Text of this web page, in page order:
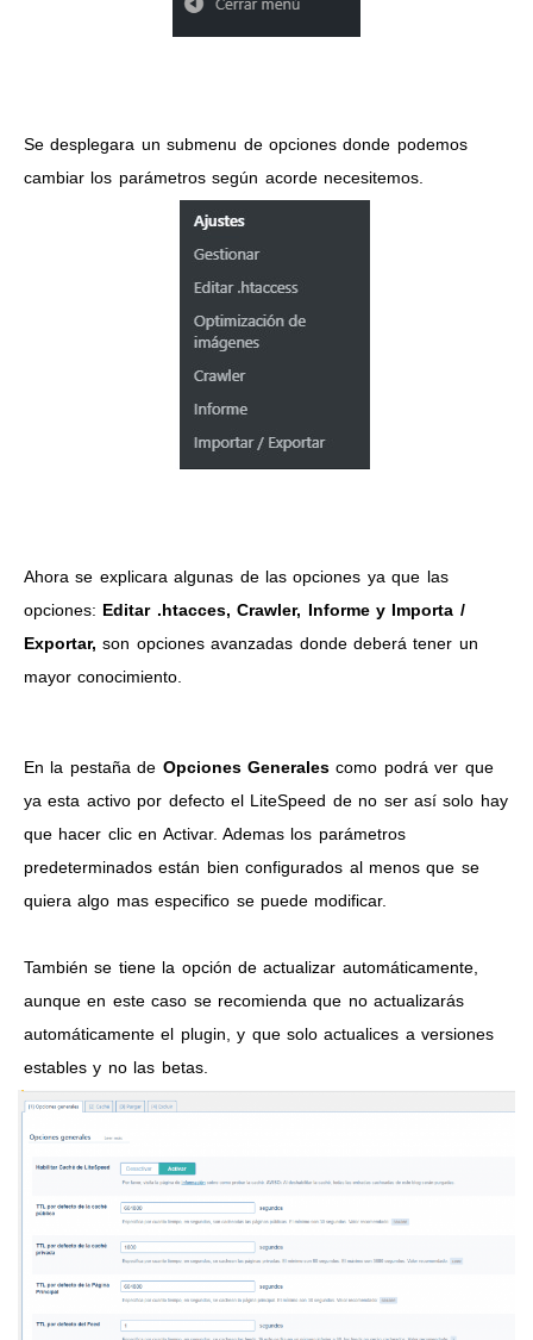
Se desplegara un submenu de opciones donde podemos
cambiar los parámetros según acorde necesitemos.
Ahora se explicara algunas de las opciones ya que las
opciones: Editar .htacces, Crawler, Informe y Importa /
Exportar,son opciones avanzadas donde deberá tener un
mayor conocimiento.
En la pestaña de Opciones Generales como podrá ver que
ya esta activo por defecto el LiteSpeed de no ser así solo hay
que hacer clic en Activar. Ademas los parámetros
predeterminados están bien configurados al menos que se
quiera algo mas especifico se puede modificar.
También se tiene la opción de actualizar automáticamente,
aunque en este caso se recomienda que no actualizarás
automáticamente el plugin, y que solo actualices a versiones
estables y no las betas.